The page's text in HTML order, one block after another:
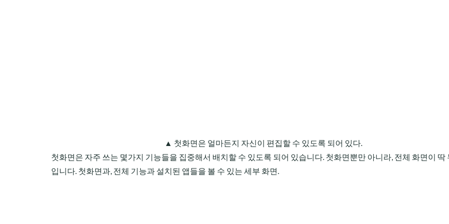
▲ 첫화면은 얼마든지 자신이 편집할 수 있도록 되어 있다.
첫화면은 자주 쓰는 몇가지 기능들을 집중해서 배치할 수 있도록 되어 있습니다. 첫화면뿐만 아니라, 전체 화면이 딱
입니다. 첫화면과, 전체 기능과 설치된 앱들을 볼 수 있는 세부 화면.